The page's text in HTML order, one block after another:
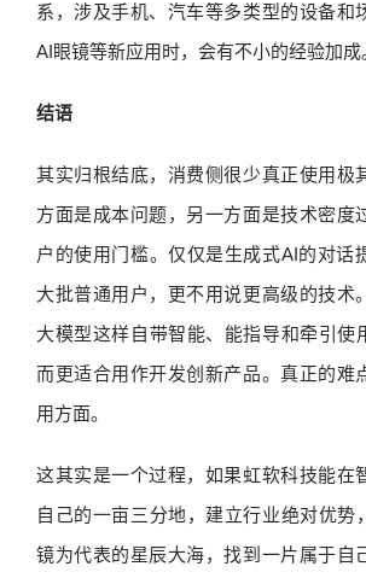
系，涉及手机、汽车等多类型的设备和
AI眼镜等新应用时，会有不小的经验加成
结语
其实归根结底，消费侧很少真正使用极
方面是成本问题，另一方面是技术密度
户的使用门槛。仅仅是生成式AI的对话
大批普通用户，更不用说更高级的技术
大模型这样自带智能、能指导和牵引使
而更适合用作开发创新产品。真正的难
用方面。
这其实是一个过程，如果虹软科技能在
自己的一亩三分地，建立行业绝对优势
镜为代表的星辰大海，找到一片属于自